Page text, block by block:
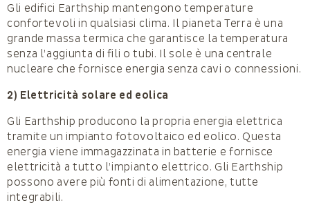
Gli edifici Earthship mantengono temperature
confortevoli in qualsiasi clima. Il pianeta Terra è una
grande massa termica che garantisce la temperatura
senza l’aggiunta di fili o tubi. Il sole è una centrale
nucleare che fornisce energia senza cavi o connessioni.
2) Elettricità solare ed eolica
Gli Earthship producono la propria energia elettrica
tramite un impianto fotovoltaico ed eolico. Questa
energia viene immagazzinata in batterie e fornisce
elettricità a tutto l’impianto elettrico. Gli Earthship
possono avere più fonti di alimentazione, tutte
integrabili.